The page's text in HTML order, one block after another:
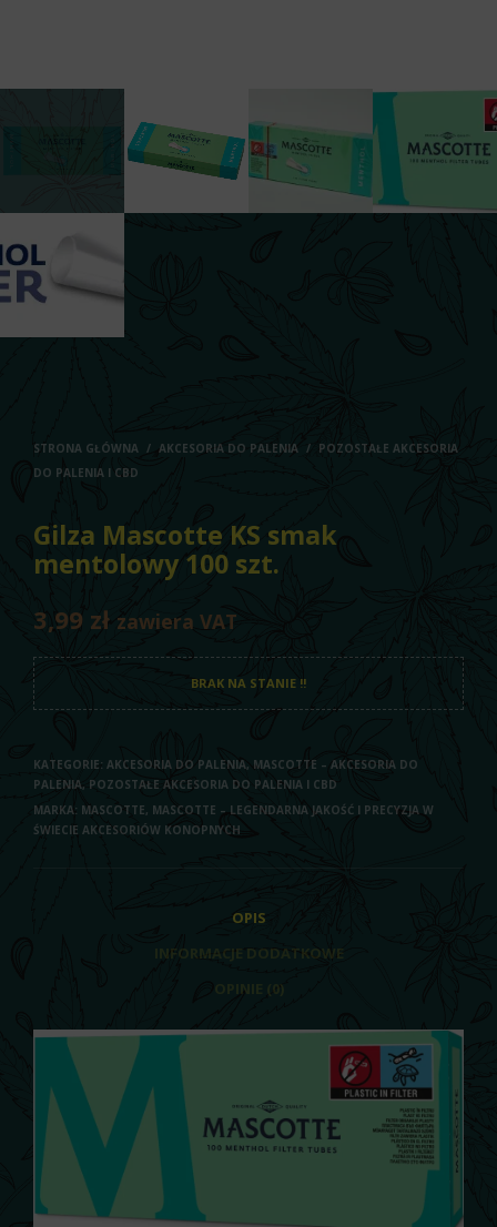
STRONA GŁÓWNA / AKCESORIA DO PALENIA / POZOSTAŁE AKCESORIA
DO PALENIA I CBD
Gilza Mascotte KS smak
mentolowy 100 szt.
3,99 zł zawiera VAT
BRAK NA STANIE !!
KATEGORIE: AKCESORIA DO PALENIA, MASCOTTE – AKCESORIA DO
PALENIA, POZOSTAŁE AKCESORIA DO PALENIA I CBD
MARKA: MASCOTTE, MASCOTTE – LEGENDARNA JAKOŚĆ I PRECYZJA W
ŚWIECIE AKCESORIÓW KONOPNYCH
OPIS
INFORMACJE DODATKOWE
OPINIE (0)